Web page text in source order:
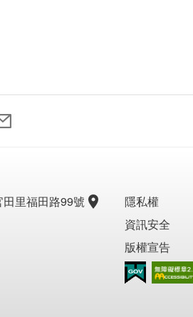
里福田路99號
隱私權
資訊安全
版權宣告